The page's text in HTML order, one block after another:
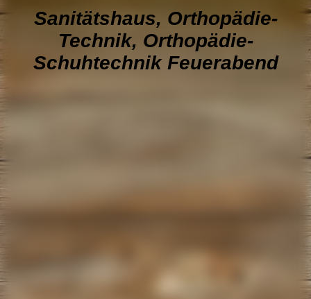
Sanitätshaus, Orthopädie-
Technik, Orthopädie-
Schuhtechnik Feuerabend